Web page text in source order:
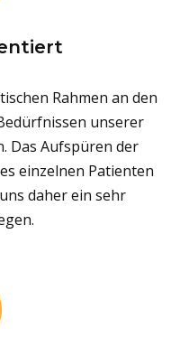
Rahmen an den
unserer
Das Aufspüren der
einzelnen Patienten
daher ein sehr